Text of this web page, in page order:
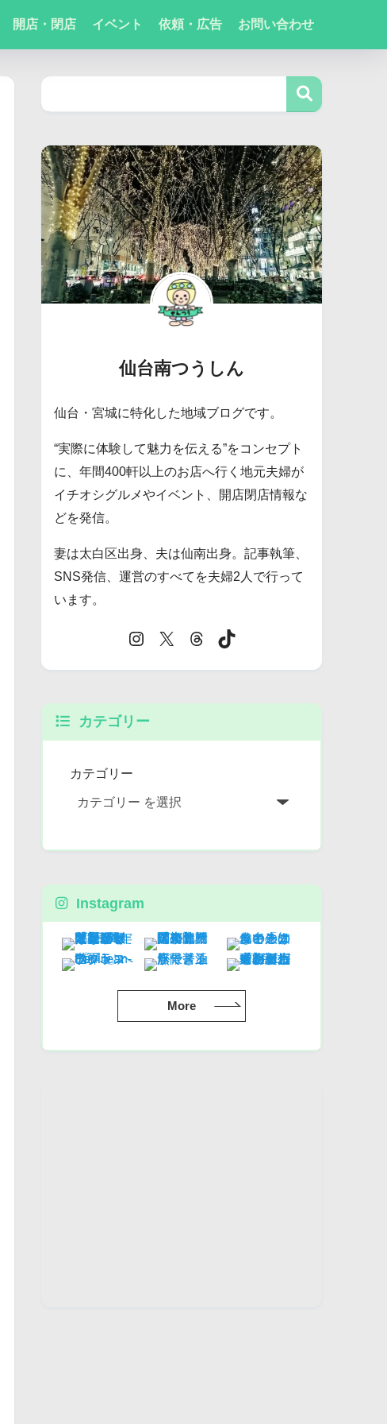
開店・閉店 イベント 依頼・広告 お問い合わせ
仙台南つうしん
仙台・宮城に特化した地域ブログです。
“実際に体験して魅力を伝える”をコンセプト
に、年間400軒以上のお店へ行く地元夫婦が
イチオシグルメやイベント、開店閉店情報な
どを発信。
妻は太白区出身、夫は仙南出身。記事執筆、
SNS発信、運営のすべてを夫婦2人で行って
います。
カテゴリー
カテゴリー
Instagram
More